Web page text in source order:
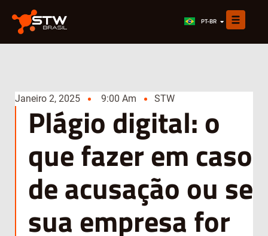
PT-BR
ES
Janeiro 2, 2025 9:00 Am STW
Plágio digital: o
que fazer em caso
de acusação ou se
sua empresa for